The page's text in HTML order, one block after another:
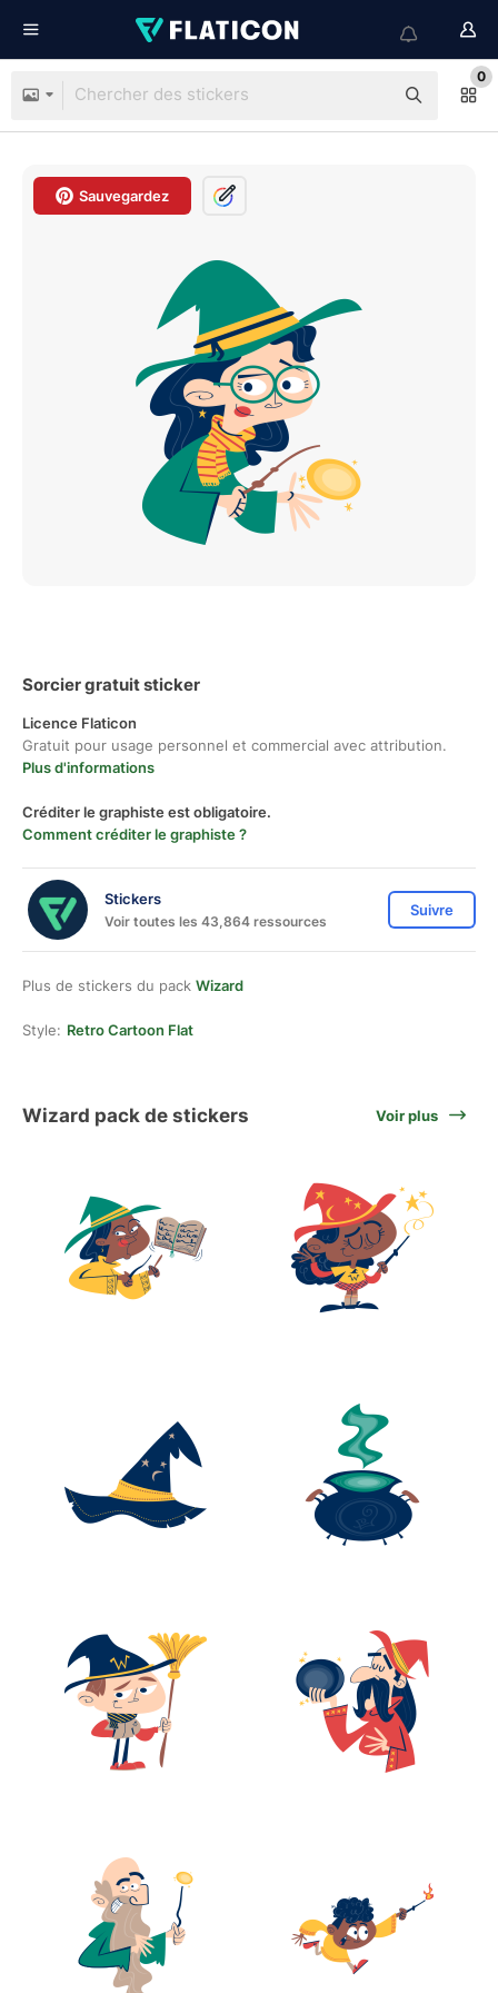
0
Sauvegardez
Sorcier gratuit sticker
Licence Flaticon
Gratuit pour usage personnel et commercial avec attribution.
Plus d'informations
Créditer le graphiste est obligatoire.
Comment créditer le graphiste ?
Stickers
Voir toutes les 43,864 ressources
Suivre
Plus de stickers du pack Wizard
Style: Retro Cartoon Flat
Wizard pack de stickers Voir plus